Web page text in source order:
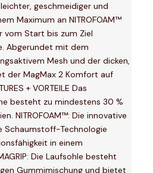
geschmeidiger und
Maximum an NITROFOAM™
vom Start bis zum Ziel
Abgerundet mit dem
Mesh und der dicken,
der MagMax 2 Komfort auf
+ VORTEILE Das
besteht zu mindestens 30 %
NITROFOAM™: Die innovative
Technologie
in einem
Die Laufsohle besteht
Gummimischung und bietet